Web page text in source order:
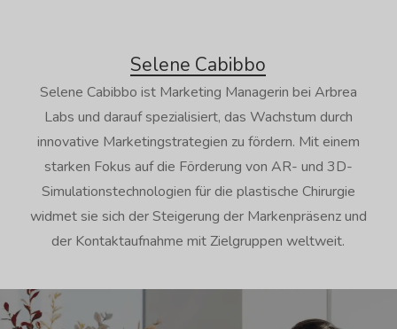
Selene Cabibbo
Selene Cabibbo ist Marketing Managerin bei Arbrea
Labs und darauf spezialisiert, das Wachstum durch
innovative Marketingstrategien zu fördern. Mit einem
starken Fokus auf die Förderung von AR- und 3D-
Simulationstechnologien für die plastische Chirurgie
widmet sie sich der Steigerung der Markenpräsenz und
der Kontaktaufnahme mit Zielgruppen weltweit.